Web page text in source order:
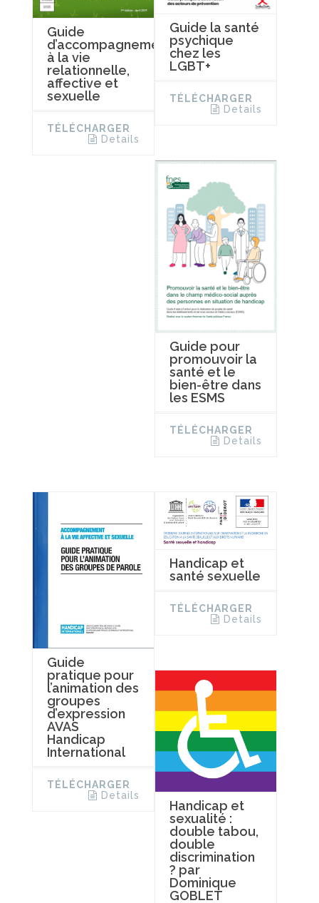
Guide
d’accompagnement
à la vie
relationnelle,
affective et
sexuelle
TÉLÉCHARGER
Details
Guide la santé
psychique
chez les
LGBT+
TÉLÉCHARGER
Details
Guide pour
promouvoir la
santé et le
bien-être dans
les ESMS
TÉLÉCHARGER
Details
Guide
pratique pour
l’animation des
groupes
d’expression
AVAS
Handicap
International
TÉLÉCHARGER
Details
Handicap et
santé sexuelle
TÉLÉCHARGER
Details
Handicap et
sexualité :
double tabou,
double
discrimination
? par
Dominique
GOBLET